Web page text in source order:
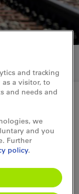
and tracking
a visitor, to
and needs and
we
and you
Further
policy.